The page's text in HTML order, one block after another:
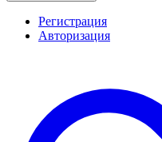
Регистрация
Авторизация